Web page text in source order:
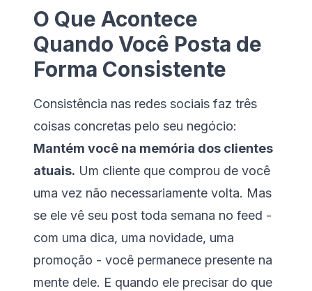
O Que Acontece
Quando Você Posta de
Forma Consistente
Consistência nas redes sociais faz três
coisas concretas pelo seu negócio:
Mantém você na memória dos clientes
atuais. Um cliente que comprou de você
uma vez não necessariamente volta. Mas
se ele vê seu post toda semana no feed -
com uma dica, uma novidade, uma
promoção - você permanece presente na
mente dele. E quando ele precisar do que